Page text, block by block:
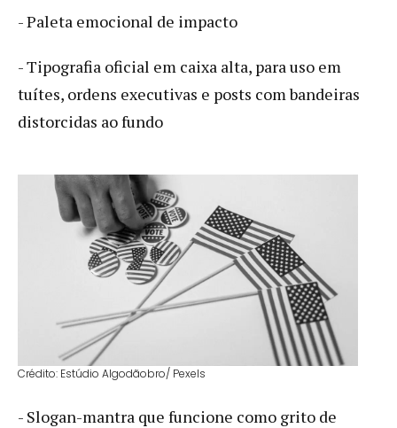
- Paleta emocional de impacto
- Tipografia oficial em caixa alta, para uso em
tuítes, ordens executivas e posts com bandeiras
distorcidas ao fundo
Crédito: Estúdio Algodãobro/ Pexels
- Slogan-mantra que funcione como grito de